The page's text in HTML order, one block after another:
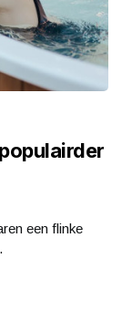
een flinke